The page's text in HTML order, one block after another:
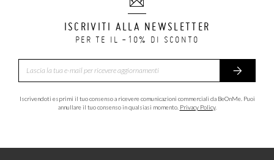
ISCRIVITI ALLA NEWSLETTER
PER TE IL -10% DI SCONTO
Iscrivendoti esprimi il tuo consenso a ricevere comunicazioni commerciali da BeOnMe. Puoi
annullare il tuo consenso in qualsiasi momento. Privacy Policy.